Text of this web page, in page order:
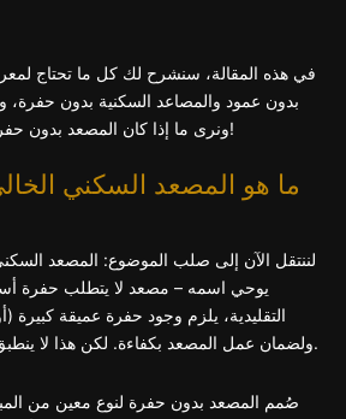
في هذه المقالة، سنشرح لك كل ما تحتاج
بدون عمود والمصاعد السكنية بدون حفرة،
ونرى ما إذا كان المصعد بدون حفرة هو الخيار الأمثل لمنزلك!
ما هو المصعد السكني
لننتقل الآن إلى صلب الموضوع: المصعد
يوحي اسمه – مصعد لا يتطلب حفرة
التقليدية، يلزم وجود حفرة عميقة كبيرة
ولضمان عمل المصعد بكفاءة. لكن هذا لا ينطبق على المصعد بدون حفرة.
صُمم المصعد بدون حفرة لنوع معين من